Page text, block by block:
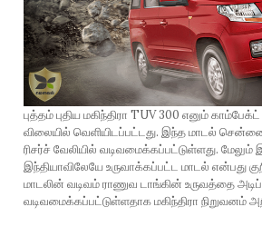
புத்தம் புதிய மகிந்திரா TUV 300 எனும்
விலையில் வெளியிடப்பட்டது. இந்த மாடல்
ரிசர்ச் வேலியில் வடிவமைக்கப்பட்டுள்ளது. மேலும்
இந்தியாவிலேயே உருவாக்கப்பட்ட மாடல் என்பது
மாடலின் வடிவம் ராணுவ டாங்கின் உருவத்தை
வடிவமைக்கப்பட்டுள்ளதாக மகிந்திரா நிறுவனம்